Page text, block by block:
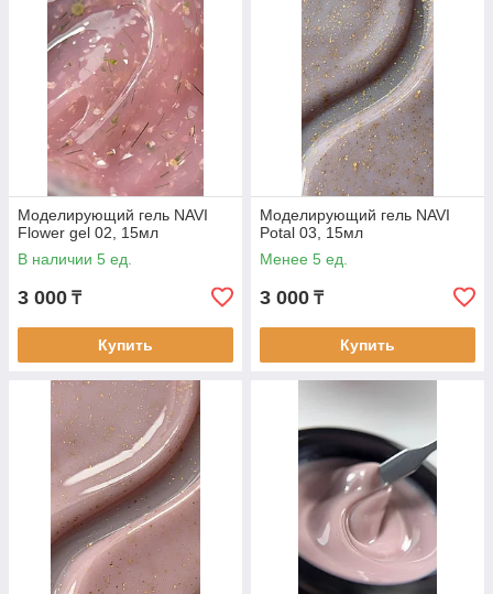
Моделирующий гель NAVI
Flower gel 02, 15мл
В наличии 5 ед.
3 000 ₸
Купить
Моделирующий гель NAVI
Potal 03, 15мл
Менее 5 ед.
3 000 ₸
Купить